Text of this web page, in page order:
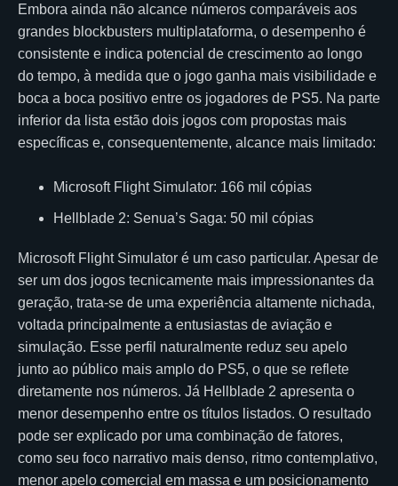
Embora ainda não alcance números comparáveis aos
grandes blockbusters multiplataforma, o desempenho é
consistente e indica potencial de crescimento ao longo
do tempo, à medida que o jogo ganha mais visibilidade e
boca a boca positivo entre os jogadores de PS5. Na parte
inferior da lista estão dois jogos com propostas mais
específicas e, consequentemente, alcance mais limitado:
Microsoft Flight Simulator: 166 mil cópias
Hellblade 2: Senua’s Saga: 50 mil cópias
Microsoft Flight Simulator é um caso particular. Apesar de
ser um dos jogos tecnicamente mais impressionantes da
geração, trata-se de uma experiência altamente nichada,
voltada principalmente a entusiastas de aviação e
simulação. Esse perfil naturalmente reduz seu apelo
junto ao público mais amplo do PS5, o que se reflete
diretamente nos números. Já Hellblade 2 apresenta o
menor desempenho entre os títulos listados. O resultado
pode ser explicado por uma combinação de fatores,
como seu foco narrativo mais denso, ritmo contemplativo,
menor apelo comercial em massa e um posicionamento